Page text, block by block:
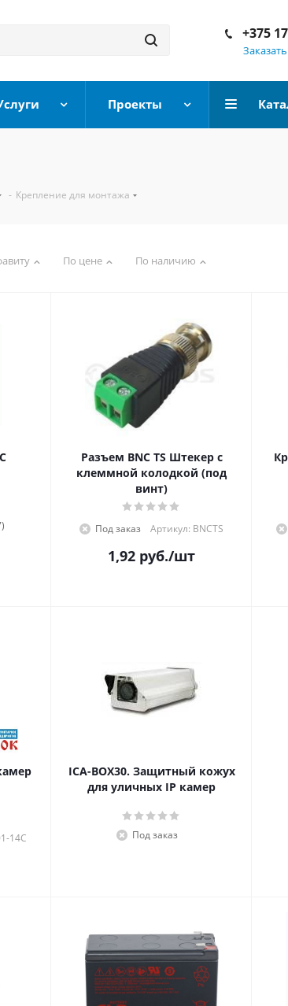
+375
Проекты
- Крепление для монтажа
По цене По наличию
Разъем BNC TS Штекер с
клеммной колодкой (под
винт)
Под заказ Артикул: BNCTS
1,92 руб./шт
14C
ICA-BOX30. Защитный кожух
для уличных IP камер
Под заказ